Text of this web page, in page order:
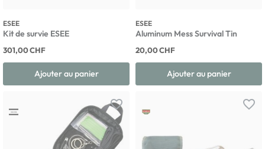
ESEE
Kit de survie ESEE
301,00 CHF
Ajouter au panier
ESEE
Aluminum Mess Survival Tin
20,00 CHF
Ajouter au panier
favorite_border favorite_border